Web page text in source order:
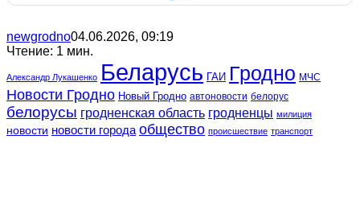
newgrodno04.06.2026, 09:19
Чтение: 1 мин.
Александр Лукашенко Беларусь ГАИ Гродно МЧС
Новости Гродно Новый Гродно автоновости белорус
белорусы гродненская область гродненцы милиция
новости новости города общество происшествие транспорт